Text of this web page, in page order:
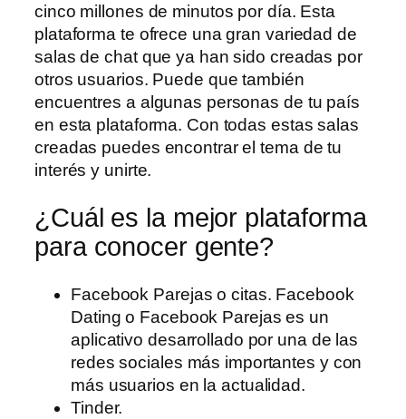
cinco millones de minutos por día. Esta
plataforma te ofrece una gran variedad de
salas de chat que ya han sido creadas por
otros usuarios. Puede que también
encuentres a algunas personas de tu país
en esta plataforma. Con todas estas salas
creadas puedes encontrar el tema de tu
interés y unirte.
¿Cuál es la mejor plataforma
para conocer gente?
Facebook Parejas o citas. Facebook
Dating o Facebook Parejas es un
aplicativo desarrollado por una de las
redes sociales más importantes y con
más usuarios en la actualidad.
Tinder.